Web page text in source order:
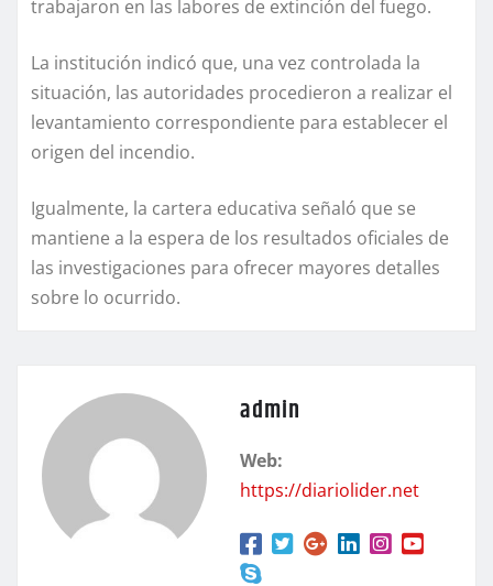
trabajaron en las labores de extinción del fuego.
La institución indicó que, una vez controlada la
situación, las autoridades procedieron a realizar el
levantamiento correspondiente para establecer el
origen del incendio.
Igualmente, la cartera educativa señaló que se
mantiene a la espera de los resultados oficiales de
las investigaciones para ofrecer mayores detalles
sobre lo ocurrido.
admin
Web:
https://diariolider.net